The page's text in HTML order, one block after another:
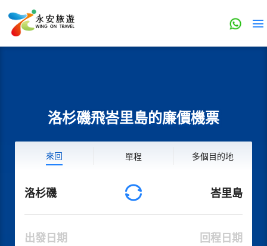
洛杉磯飛峇里島的廉價機票
來回 單程 多個目的地
洛杉磯 峇里島
出發日期 回程日期